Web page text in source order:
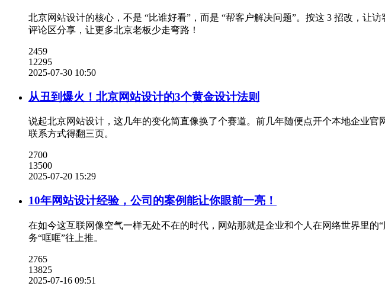
北京网站设计的核心，不是 “比谁好看”，而是 “帮客户解决问题”。按这 3 招改，让
评论区分享，让更多北京老板少走弯路！
2459
12295
2025-07-30 10:50
从丑到爆火！北京网站设计的3个黄金设计法则
说起北京网站设计，这几年的变化简直像换了个赛道。前几年随便点开个本地企业
联系方式得翻三页。
2700
13500
2025-07-20 15:29
10年网站设计经验，公司的案例能让你眼前一亮！
在如今这互联网像空气一样无处不在的时代，网站那就是企业和个人在网络世界里
务“哐哐”往上推。
2765
13825
2025-07-16 09:51